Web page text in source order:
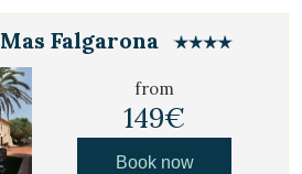
Mas Falgarona
from
149€
Book now